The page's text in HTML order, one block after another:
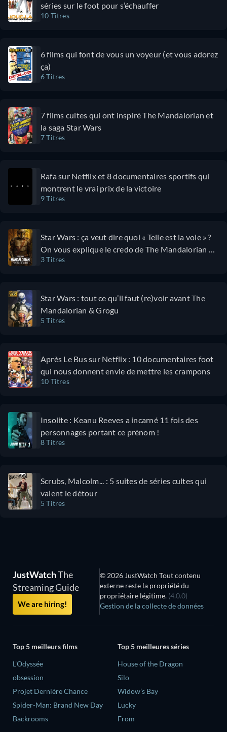
vous
Reynolds, les
humeur de
Wolverine, ne
séries sur le foot pour s’échauffer
10 Titres
6 films qui font de vous un voyeur (et vous adorez
ça)
6 Titres
7 films cultes qui ont inspiré The Mandalorian et
la saga Star Wars
7 Titres
Rafa sur Netflix et 8 documentaires sportifs qui
montrent le vrai prix de la victoire
9 Titres
Star Wars : ça veut dire quoi « Telle est la voie » ?
On vous explique le credo de The Mandalorian &
Grogu
3 Titres
Star Wars : tout ce qu’il faut (re)voir avant The
Mandalorian & Grogu
5 Titres
Après Le Bus sur Netflix : 10 documentaires foot
qui nous donnent envie de mettre les crampons
10 Titres
Insolite : Keanu Reeves a incarné 11 fois des
personnages portant ce prénom !
8 Titres
Scrubs, Malcolm... : 5 suites de séries cultes qui
valent le détour
5 Titres
JustWatchThe
Streaming Guide
We are hiring!
© 2026 JustWatch Tout contenu
externe reste la propriété du
propriétaire légitime. (4.0.0)
Gestion de la collecte de données
Top 5 meilleurs films
L'Odyssée
obsession
Projet Dernière Chance
Spider-Man: Brand New Day
Backrooms
Top 5 meilleures séries
House of the Dragon
Silo
Widow’s Bay
Lucky
From